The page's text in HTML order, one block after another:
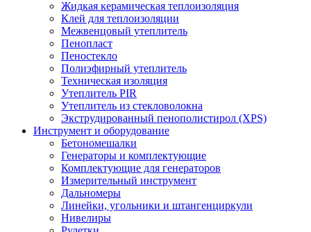
Жидкая керамическая теплоизоляция
Клей для теплоизоляции
Межвенцовый утеплитель
Пенопласт
Пеностекло
Полиэфирный утеплитель
Техническая изоляция
Утеплитель PIR
Утеплитель из стекловолокна
Экструдированный пенополистирол (XPS)
Инструмент и оборудование
Бетономешалки
Генераторы и комплектующие
Комплектующие для генераторов
Измерительный инструмент
Дальномеры
Линейки, угольники и штангенциркули
Нивелиры